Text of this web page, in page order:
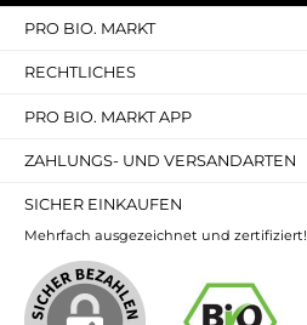
PRO BIO. MARKT
RECHTLICHES
PRO BIO. MARKT APP
ZAHLUNGS- UND VERSANDARTEN
SICHER EINKAUFEN
Mehrfach ausgezeichnet und zertifiziert!